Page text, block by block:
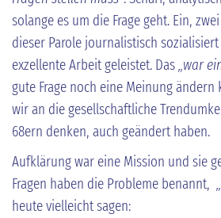
solange es um die Frage geht. Ein,
dieser Parole journalistisch
exzellente Arbeit geleistet. Das „war
gute Frage noch eine Meinung
wir an die gesellschaftliche
68ern denken, auch geändert haben.
Aufklärung war eine Mission und sie
Fragen haben die Probleme benannt,
heute vielleicht sagen: